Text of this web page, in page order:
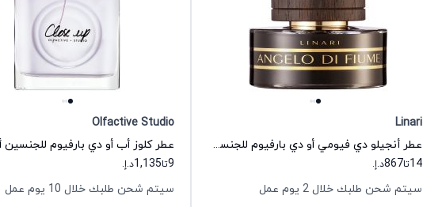
Linari
عطر أنجيلو دي فيومي أو دي بارفيوم للجنسين ليناري
14تا867د.إ.
سيتم شحن طلبك خلال 2 يوم عمل
Olfactive Studio
9تا1,135د.إ.
سيتم شحن طلبك خلال 10 يوم عمل